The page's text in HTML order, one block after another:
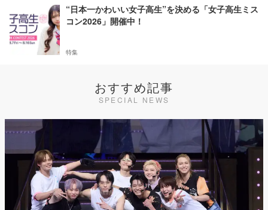
“日本一かわいい女子高生”を決める「女子高生ミス
コン2026」開催中！
特集
おすすめ記事
SPECIAL NEWS